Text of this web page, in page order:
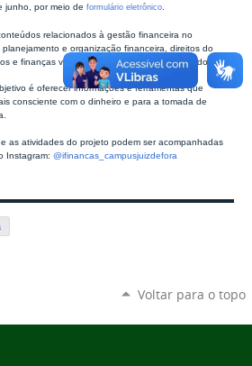
junho, por meio de formulário eletrônico.
relacionados à gestão financeira no
e organização financeira, direitos do
e finanças voltadas a pequenos empreendedores.
é oferecer informações e ferramentas que
consciente com o dinheiro e para a tomada de
as atividades do projeto podem ser acompanhadas
Instagram: @ifinancas_campusjuizdefora
Voltar para o topo